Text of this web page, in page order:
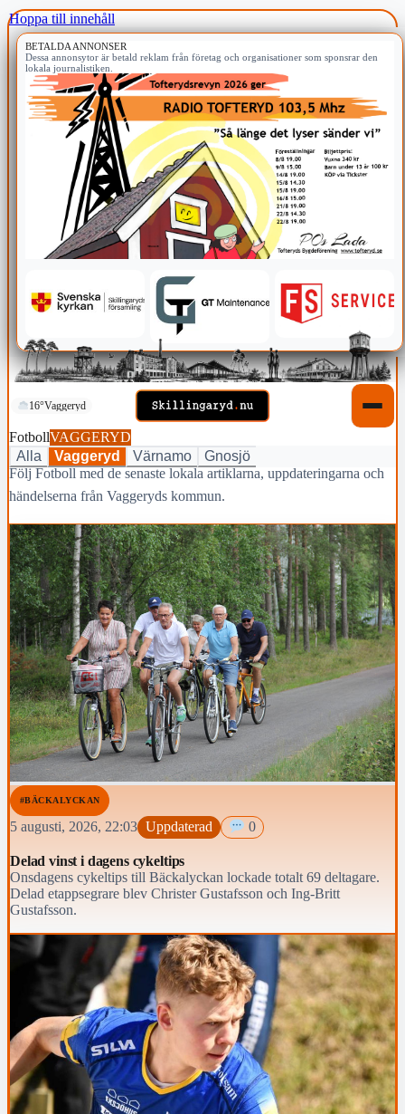
Hoppa till innehåll
BETALDA ANNONSER
Dessa annonsytor är betald reklam från företag och organisationer som sponsrar den
lokala journalistiken.
16°Vaggeryd
FotbollVAGGERYD
Alla
Vaggeryd Värnamo
Gnosjö
Följ Fotboll med de senaste lokala artiklarna, uppdateringarna och
händelserna från Vaggeryds kommun.
#BÄCKALYCKAN
5 augusti, 2026, 22:03 Uppdaterad 0
Delad vinst i dagens cykeltips
Onsdagens cykeltips till Bäckalyckan lockade totalt 69 deltagare.
Delad etappsegrare blev Christer Gustafsson och Ing-Britt
Gustafsson.